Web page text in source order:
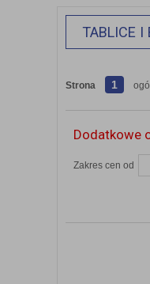
TABLICE
Strona 1
Dodatkowe
Zakres cen od